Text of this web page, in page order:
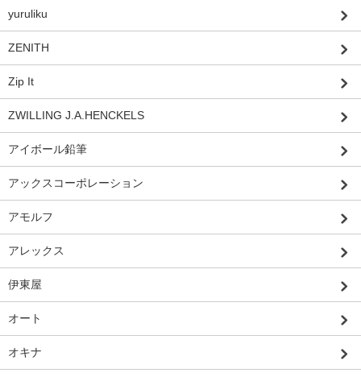
yuruliku
ZENITH
Zip It
ZWILLING J.A.HENCKELS
アイボール鉛筆
アックスコーポレーション
アモルフ
アレックス
伊東屋
オート
オキナ